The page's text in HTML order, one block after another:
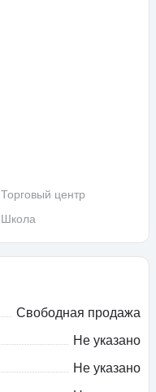
Торговый центр
Школа
Свободная продажа
Не указано
Не указано